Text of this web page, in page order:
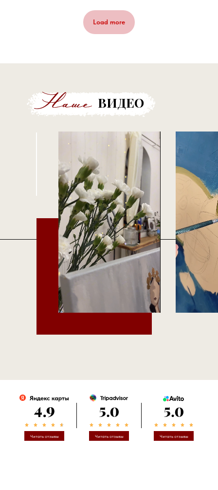
Load more
ВИДЕО
Читать отзывы Читать отзывы
Читать отзывы